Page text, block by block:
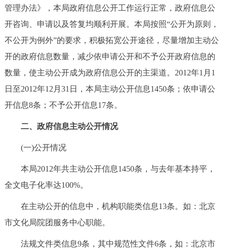
12345网上接诉即办 我要咨询 我要建议
参与调查 在线访谈 图说互动
走进北京
北京概况 十六区概览
绿色北京 图说北京
ENGLISH
ESPAÑOL العربية PORTUGUÊS
管理办法》，本局政府信息公开工作运行正常，政府信息公
开咨询、申请以及答复均顺利开展。本局按照“公开为原则，
不公开为例外”的要求，积极拓宽公开途径，尽量增加主动公
开的政府信息数量，减少依申请公开和不予公开政府信息的
数量，使主动公开成为政府信息公开的主渠道。2012年1月1
日至2012年12月31日，本局主动公开信息1450条；依申请公
开信息8条；不予公开信息17条。
二、政府信息主动公开情况
(一)公开情况
本局2012年共主动公开信息1450条，与去年基本持平，
全文电子化率达100%。
在主动公开的信息中，机构职能类信息13条。如：北京
市文化局院团服务中心职能。
法规文件类信息9条，其中规范性文件6条，如：北京市